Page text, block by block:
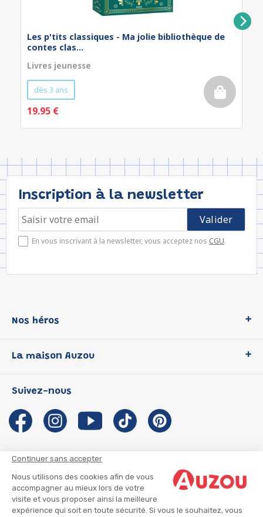
Continuer sans accepter
Nous utilisons des cookies afin de vous
accompagner au mieux lors de votre
visite et vous proposer ainsi la meilleure
expérience qui soit en toute sécurité. Si vous le souhaitez, vous
Les p'tits classiques - Ma jolie bibliothèque de
contes clas...
Livres jeunesse
dès 3 ans
19.95 €
Inscription à la newsletter
En vous inscrivant à la newsletter, vous acceptez nos CGU.
Nos héros
P'tit Loup
Les Influenceuses
Migali
Petite Taupe
La maison Auzou
Notre histoire
Auzou s'engage
Auteurs et illustrateurs Auzou
Suivre mon colis
Infos consommateur
Suivez-nous
CGU
CGV